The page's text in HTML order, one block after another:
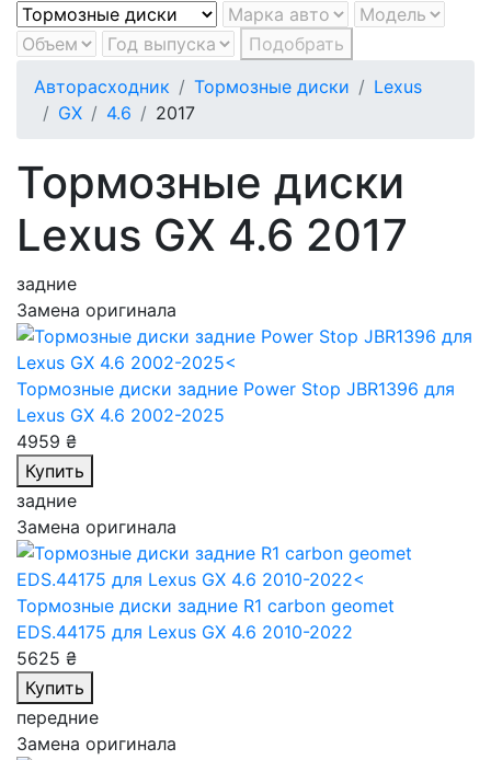
Подобрать
Авторасходник
Тормозные диски
Lexus
GX
4.6 2017
Тормозные диски
Lexus GX 4.6 2017
задние
Замена оригинала
Тормозные диски задние Power Stop JBR1396 для
Lexus GX 4.6 2002-2025
4959 ₴
Купить
задние
Замена оригинала
Тормозные диски задние R1 carbon geomet
EDS.44175 для Lexus GX 4.6 2010-2022
5625 ₴
Купить
передние
Замена оригинала